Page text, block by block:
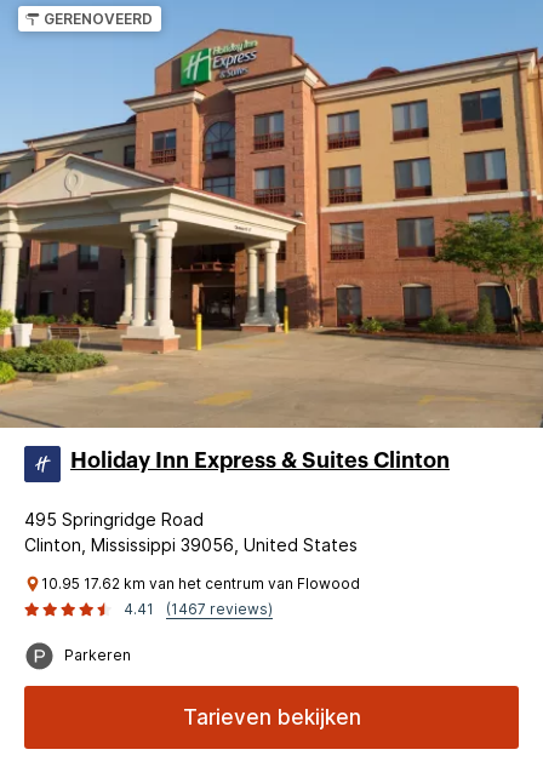
GERENOVEERD
Holiday Inn Express & Suites Clinton
495 Springridge Road
Clinton, Mississippi 39056, United States
10.95 17.62 km van het centrum van Flowood
4.41
(1467 reviews)
Parkeren
Tarieven bekijken